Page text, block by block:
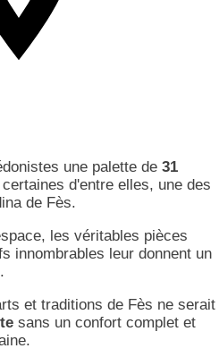
une palette de 31
d'entre elles, une des
de Fès.
les véritables pièces
innombrables leur donnent un
et traditions de Fès ne serait
sans un confort complet et